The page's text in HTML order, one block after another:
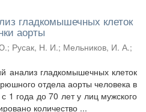
гладкомышечных клеток
аорты
; Русак, Н. И.; Мельников, И. А.;
анализ гладкомышечных клеток
отдела аорты человека в
1 года до 70 лет у лиц мужского
количество ...